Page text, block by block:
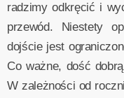
radzimy odkręcić i
przewód. Niestety
dojście jest
Co ważne, dość
W zależności od